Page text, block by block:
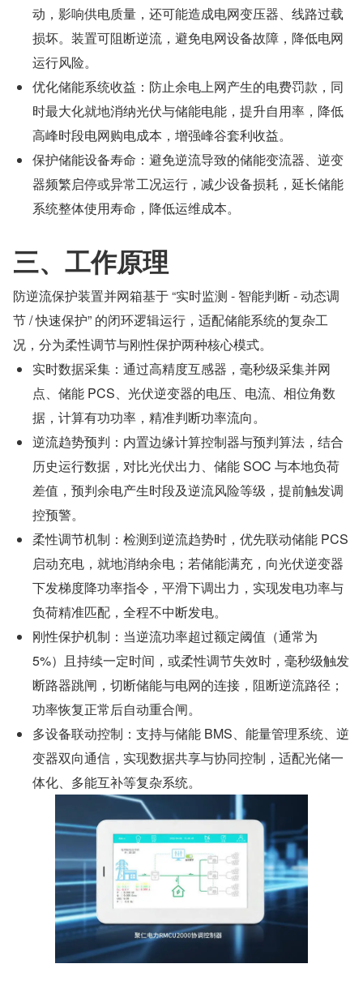
动，影响供电质量，还可能造成电网变压器、线路过载
损坏。装置可阻断逆流，避免电网设备故障，降低电网
运行风险。
优化储能系统收益：防止余电上网产生的电费罚款，同
时最大化就地消纳光伏与储能电能，提升自用率，降低
高峰时段电网购电成本，增强峰谷套利收益。
保护储能设备寿命：避免逆流导致的储能变流器、逆变
器频繁启停或异常工况运行，减少设备损耗，延长储能
系统整体使用寿命，降低运维成本。
三、工作原理
防逆流保护装置并网箱基于 “实时监测 - 智能判断 - 动态调
节 / 快速保护” 的闭环逻辑运行，适配储能系统的复杂工
况，分为柔性调节与刚性保护两种核心模式。
实时数据采集：通过高精度互感器，毫秒级采集并网
点、储能 PCS、光伏逆变器的电压、电流、相位角数
据，计算有功功率，精准判断功率流向。
逆流趋势预判：内置边缘计算控制器与预判算法，结合
历史运行数据，对比光伏出力、储能 SOC 与本地负荷
差值，预判余电产生时段及逆流风险等级，提前触发调
控预警。
柔性调节机制：检测到逆流趋势时，优先联动储能 PCS
启动充电，就地消纳余电；若储能满充，向光伏逆变器
下发梯度降功率指令，平滑下调出力，实现发电功率与
负荷精准匹配，全程不中断发电。
刚性保护机制：当逆流功率超过额定阈值（通常为
5%）且持续一定时间，或柔性调节失效时，毫秒级触发
断路器跳闸，切断储能与电网的连接，阻断逆流路径；
功率恢复正常后自动重合闸。
多设备联动控制：支持与储能 BMS、能量管理系统、逆
变器双向通信，实现数据共享与协同控制，适配光储一
体化、多能互补等复杂系统。